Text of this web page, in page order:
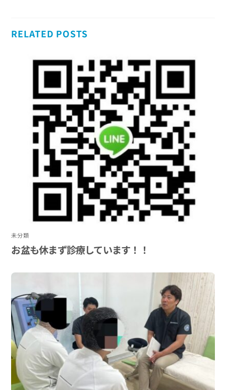
RELATED POSTS
未分類
お盆も休まず診療しています！！